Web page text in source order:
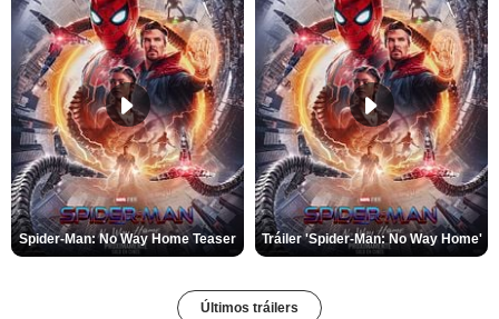
Spider-Man: No Way Home Teaser Tráiler 'Spider-Man: No Way Home'
Últimos tráilers